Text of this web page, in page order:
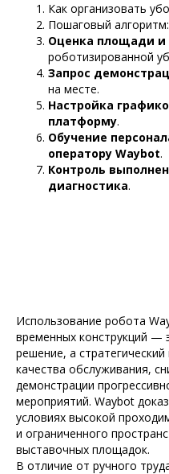
Как организовать
Пошаговый алгоритм:
Оценка площади и
роботизированной
Запрос
на месте.
Настройка
платформу.
Обучение
оператору Waybot.
Контроль
диагностика.
Использование робота
временных конструкций —
решение, а
качества обслуживания,
демонстрации
мероприятий. Waybot
условиях высокой
и ограниченного
выставочных площадок.
В отличие от ручного